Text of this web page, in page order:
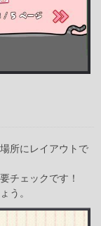
所にレイアウトで
チェックです！
う。